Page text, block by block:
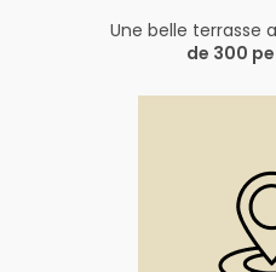
Une belle terrasse
de 300